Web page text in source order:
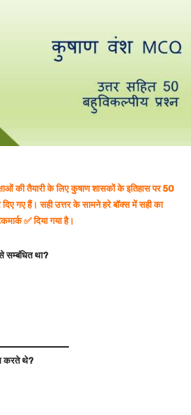
की तैयारी के लिए कुषाण शासकों के इतिहास पर 50
दिए गए हैं। सही उत्तर के सामने हरे बॉक्स में सही का
✅ दिया गया है।
सम्बंधित था?
करते थे?